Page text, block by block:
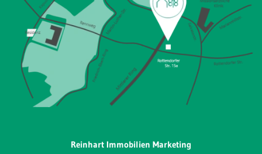
Reinhart Immobilien Marketing